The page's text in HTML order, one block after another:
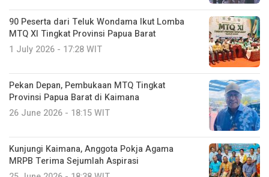
90 Peserta dari Teluk Wondama Ikut Lomba
MTQ XI Tingkat Provinsi Papua Barat
1 July 2026 - 17:28 WIT
Pekan Depan, Pembukaan MTQ Tingkat
Provinsi Papua Barat di Kaimana
26 June 2026 - 18:15 WIT
Kunjungi Kaimana, Anggota Pokja Agama
MRPB Terima Sejumlah Aspirasi